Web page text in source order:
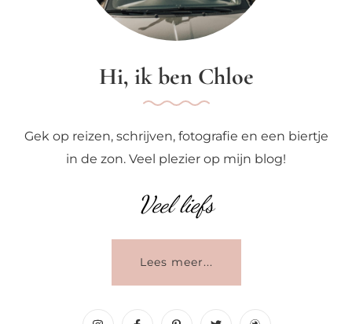
Hi, ik ben Chloe
Gek op reizen, schrijven, fotografie en een biertje
in de zon. Veel plezier op mijn blog!
Veel liefs
Lees meer...